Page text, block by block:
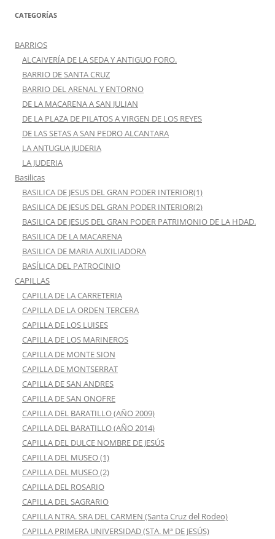
CATEGORÍAS
BARRIOS
ALCAIVERÍA DE LA SEDA Y ANTIGUO FORO.
BARRIO DE SANTA CRUZ
BARRIO DEL ARENAL Y ENTORNO
DE LA MACARENA A SAN JULIAN
DE LA PLAZA DE PILATOS A VIRGEN DE LOS REYES
DE LAS SETAS A SAN PEDRO ALCANTARA
LA ANTUGUA JUDERIA
LA JUDERIA
Basilicas
BASILICA DE JESUS DEL GRAN PODER INTERIOR(1)
BASILICA DE JESUS DEL GRAN PODER INTERIOR(2)
BASILICA DE JESUS DEL GRAN PODER PATRIMONIO DE LA HDAD.
BASILICA DE LA MACARENA
BASILICA DE MARIA AUXILIADORA
BASÍLICA DEL PATROCINIO
CAPILLAS
CAPILLA DE LA CARRETERIA
CAPILLA DE LA ORDEN TERCERA
CAPILLA DE LOS LUISES
CAPILLA DE LOS MARINEROS
CAPILLA DE MONTE SION
CAPILLA DE MONTSERRAT
CAPILLA DE SAN ANDRES
CAPILLA DE SAN ONOFRE
CAPILLA DEL BARATILLO (AÑO 2009)
CAPILLA DEL BARATILLO (AÑO 2014)
CAPILLA DEL DULCE NOMBRE DE JESÚS
CAPILLA DEL MUSEO (1)
CAPILLA DEL MUSEO (2)
CAPILLA DEL ROSARIO
CAPILLA DEL SAGRARIO
CAPILLA NTRA. SRA DEL CARMEN (Santa Cruz del Rodeo)
CAPILLA PRIMERA UNIVERSIDAD (STA. Mª DE JESÚS)